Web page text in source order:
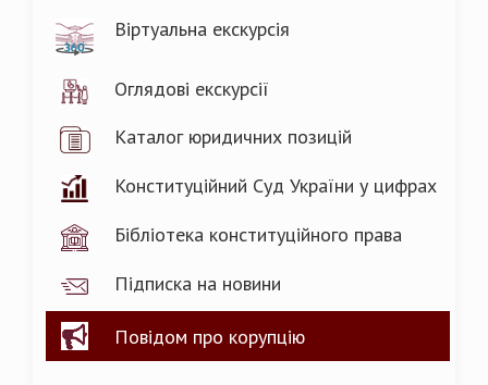
Віртуальна екскурсія
Оглядові екскурсії
Каталог юридичних позицій
Конституційний Суд України у цифрах
Бібліотека конституційного права
Підписка на новини
Повідом про корупцію